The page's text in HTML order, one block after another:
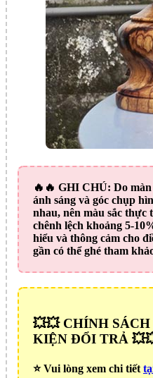
🔥🔥 GHI CHÚ: Do
ánh sáng và góc chụp
nhau, nên màu sắc thực
chênh lệch khoảng 5-
hiểu và thông cảm cho
gần có thể ghé tham
💥💥 CHÍNH
KIỆN ĐỔI TRẢ
⭐️ Vui lòng xem chi tiết